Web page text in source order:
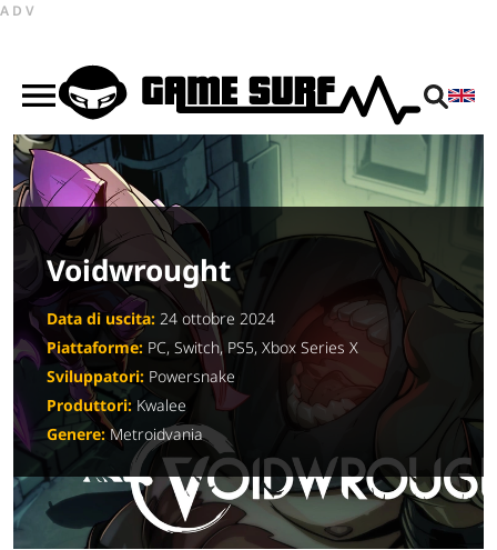
ADV
Voidwrought
Data di uscita: 24 ottobre 2024
Piattaforme: PC, Switch, PS5, Xbox Series X
Sviluppatori: Powersnake
Produttori: Kwalee
Genere:Metroidvania